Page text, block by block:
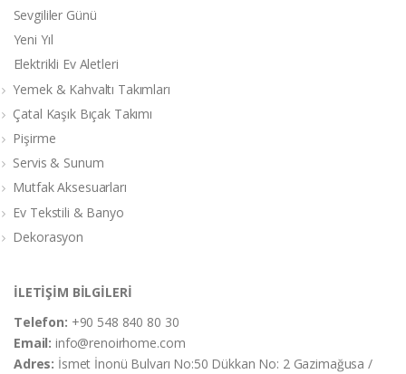
Sevgililer Günü
Yeni Yıl
Elektrikli Ev Aletleri
Yemek & Kahvaltı Takımları
Çatal Kaşık Bıçak Takımı
Pişirme
Servis & Sunum
Mutfak Aksesuarları
Ev Tekstili & Banyo
Dekorasyon
İLETİŞİM BİLGİLERİ
Telefon: +90 548 840 80 30
Email:info@renoirhome.com
Adres: İsmet İnonü Bulvarı No:50 Dükkan No: 2 Gazimağusa /